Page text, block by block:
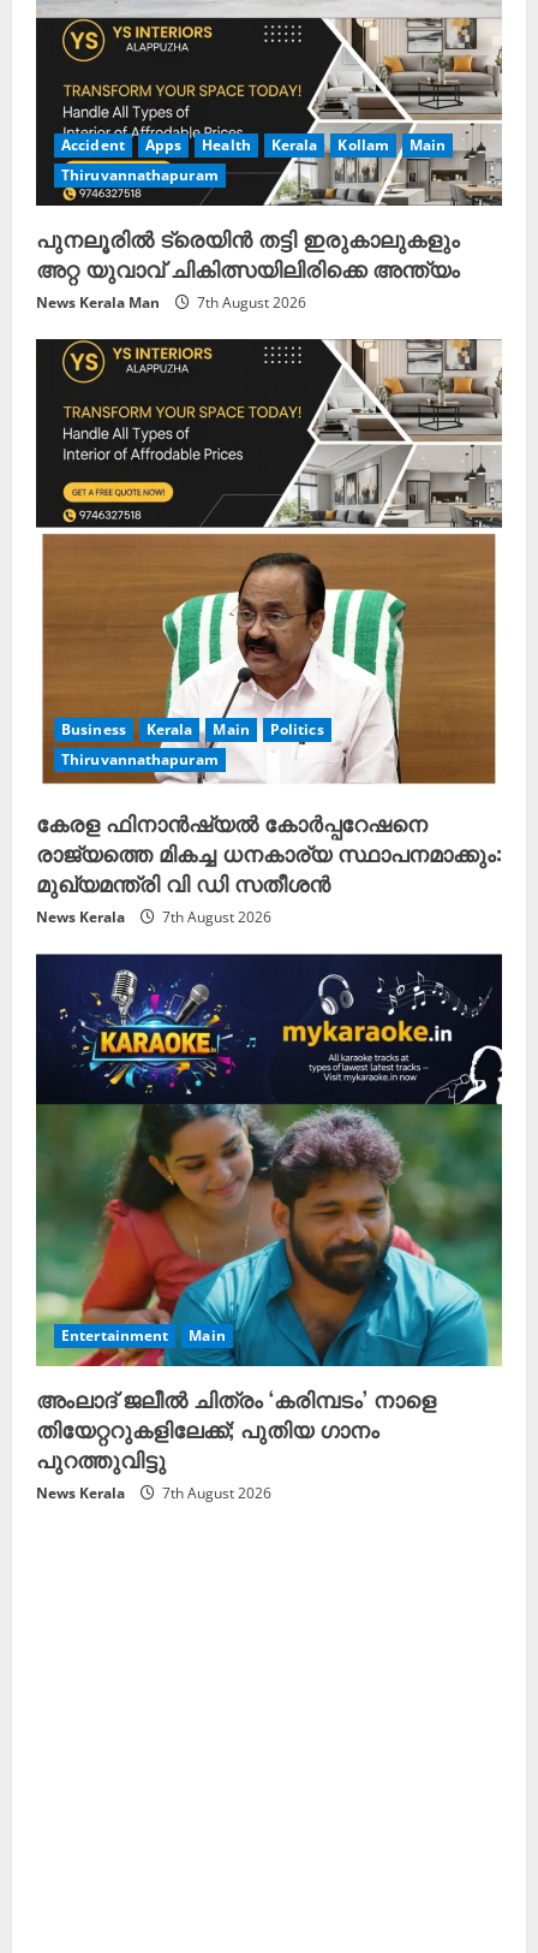
Accident Apps Health Kerala Kollam
Main
Thiruvannathapuram
പുനലൂരിൽ ട്രെയിൻ തട്ടി ഇരുകാലുകളും
അറ്റ യുവാവ് ചികിത്സയിലിരിക്കെ അന്ത്യം
News Kerala Man 7th August 2026
Business Kerala Main
Politics
Thiruvannathapuram
കേരള ഫിനാൻഷ്യൽ കോർപ്പറേഷനെ
രാജ്യത്തെ മികച്ച ധനകാര്യ സ്ഥാപനമാക്കും:
മുഖ്യമന്ത്രി വി ഡി സതീശൻ
News Kerala 7th August 2026
Entertainment Main
അംലാദ് ജലീൽ ചിത്രം ‘കരിമ്പടം’ നാളെ
തിയേറ്ററുകളിലേക്ക്; പുതിയ ഗാനം
പുറത്തുവിട്ടു
News Kerala 7th August 2026